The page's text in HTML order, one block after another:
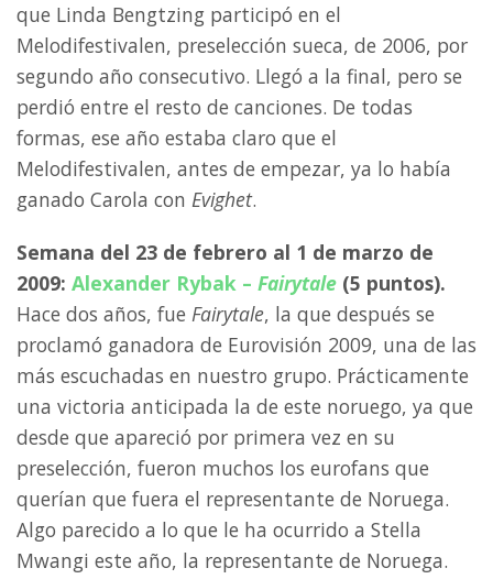
que Linda Bengtzing participó en el
Melodifestivalen, preselección sueca, de 2006, por
segundo año consecutivo. Llegó a la final, pero se
perdió entre el resto de canciones. De todas
formas, ese año estaba claro que el
Melodifestivalen, antes de empezar, ya lo había
ganado Carola con Evighet.
Semana del 23 de febrero al 1 de marzo de
2009: Alexander Rybak – Fairytale (5 puntos).
Hace dos años, fue Fairytale, la que después se
proclamó ganadora de Eurovisión 2009, una de las
más escuchadas en nuestro grupo. Prácticamente
una victoria anticipada la de este noruego, ya que
desde que apareció por primera vez en su
preselección, fueron muchos los eurofans que
querían que fuera el representante de Noruega.
Algo parecido a lo que le ha ocurrido a Stella
Mwangi este año, la representante de Noruega.